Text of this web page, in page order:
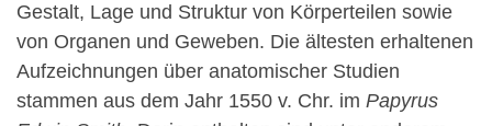
Gestalt, Lage und Struktur von Körperteilen sowie
von Organen und Geweben. Die ältesten erhaltenen
Aufzeichnungen über anatomischer Studien
stammen aus dem Jahr 1550 v. Chr. im Papyrus